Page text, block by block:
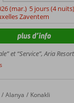
(mar.) 5 jours (4 nuits)
Zaventem
et “Service”, Aria
plus d’info
Alanya Konakli